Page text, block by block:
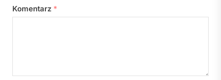
Komentarz *